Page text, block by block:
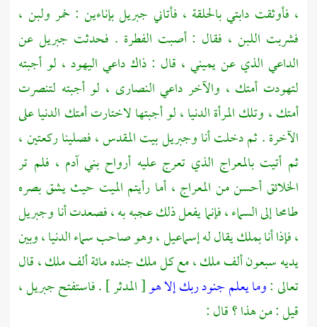
، فأوثقت دابتي بالحلقة ، فأتاني جبريلبإناءين : خمر ولبن ،
فشربت اللبن ، فقال : أصبت الفطرة . فحدثت جبريل عن
الداعي الذي عن يميني ، قال : ذاك داعي اليهود ، لو أجبته
لتهودت أمتك ، والآخر داعي النصارى ، لو أجبته لتنصرت
أمتك ، وتلك المرأة الدنيا ، لو أجبتها لاختارت أمتك الدنيا على
الآخرة . ثم دخلت أناوجبريلبيت المقدس ،فصلينا ركعتين ،
ثم أتيت بالمعراج الذي تعرج عليه أرواح بني آدم ، فلم تر
الخلائق أحسن من المعراج ، أما رأيتم الميت حيث يشق بصره
طامحا إلى السماء ، فإنما يفعل ذلك عجبه به ، فصعدت أنا وجبريل
، فإذا أنا بملك يقال لهإسماعيل ،وهو صاحب سماء الدنيا ، وبين
يديه سبعون ألف ملك ، مع كل ملك جنده مائة ألف ملك ، قال
تعالى :وما يعلم جنود ربك إلا هو[ المدثر ] . فاستفتحجبريل ،
قيل : من هذا ؟ قال :